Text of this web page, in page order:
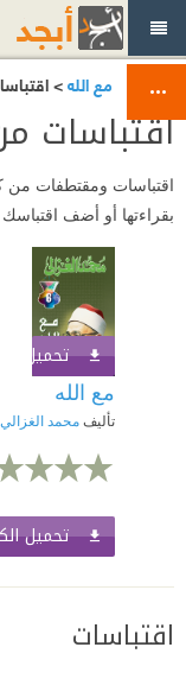
مع الله>
اقتباسات
اقتباسات ومقتطفات من
بقراءتها أو أضف
تحميل
مع الله
تأليفمحمد الغزالي
تحميل
اقتباسات